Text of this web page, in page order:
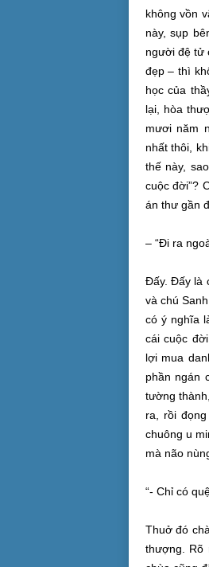
khôngvồn
này, sụp
người đệ tử
đẹp – thì
học của
lại, hòa
mươi năm
nhấtthôi,
thế này,
cuộc đời”?
án thư gần
– “Đi ra
Đấy. Đấy là
và chú
có ý nghĩa
cáicuộc đời
lợi mua
phần ngán
tường
ra , rồi
chuông u
mà não
“- Chỉ có
Thuở đó
thượng
Rõ